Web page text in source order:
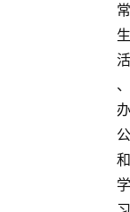
常
生
活
、
办
公
和
学